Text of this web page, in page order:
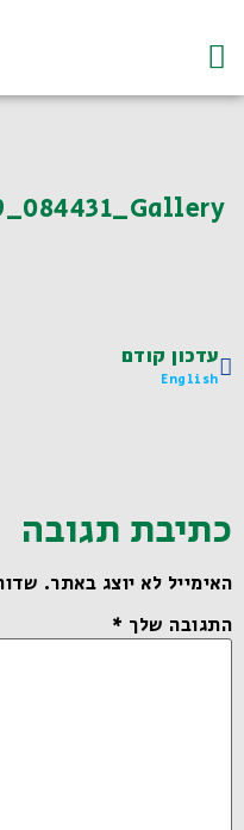
עדכון קודם
English
כתיבת תגובה
האימייל לא יוצג באתר.
התגובה שלך *